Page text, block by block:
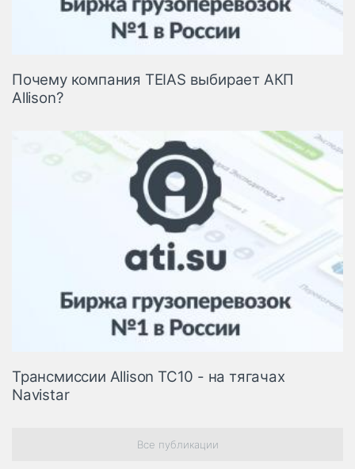
Почему компания TEIAS выбирает АКП
Allison?
Трансмиссии Allison TC10 - на тягачах
Navistar
Все публикации